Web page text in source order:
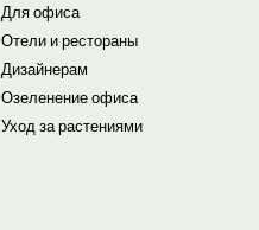
Для офиса
Отели и рестораны
Дизайнерам
Озеленение офиса
Уход за растениями